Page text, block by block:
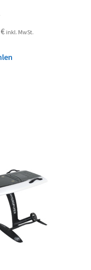
€ inkl. MwSt.